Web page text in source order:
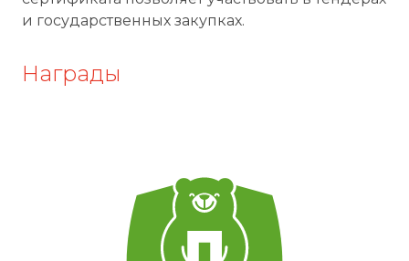
и государственных закупках.
Награды